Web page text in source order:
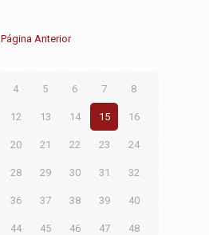
Página Anterior
4 5 6 7 8
12 13 14 15 16
20 21 22 23 24
28 29 30 31 32
36 37 38 39 40
44 45 46 47 48